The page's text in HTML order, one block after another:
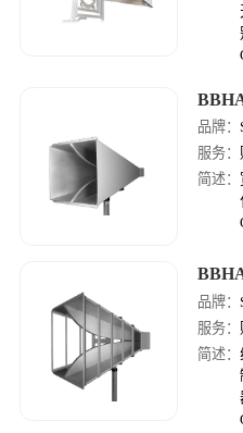
品牌：
服务：
简述：
品牌：
服务：
简述：